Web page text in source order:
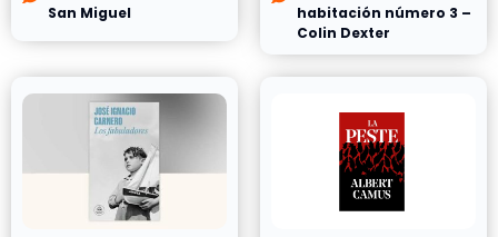
San Miguel
habitación número 3 –
Colin Dexter